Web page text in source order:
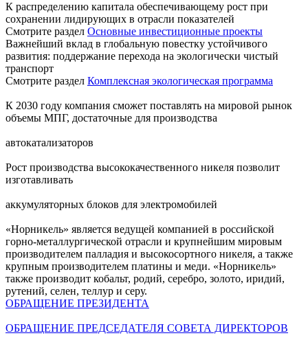
К распределению капитала обеспечивающему рост при
сохранении лидирующих в отрасли показателей
Смотрите раздел Основные инвестиционные проекты
Важнейший вклад в глобальную повестку устойчивого
развития: поддержание перехода на экологически чистый
транспорт
Смотрите раздел Комплексная экологическая программа
К 2030 году компания сможет поставлять на мировой рынок
объемы МПГ, достаточные для производства
автокатализаторов
Рост производства высококачественного никеля позволит
изготавливать
аккумуляторных блоков для электромобилей
«Норникель» является ведущей компанией в российской
горно-металлургической отрасли и крупнейшим мировым
производителем палладия и высокосортного никеля, а также
крупным производителем платины и меди. «Норникель»
также производит кобальт, родий, серебро, золото, иридий,
рутений, селен, теллур и серу.
ОБРАЩЕНИЕ ПРЕЗИДЕНТА
ОБРАЩЕНИЕ ПРЕДСЕДАТЕЛЯ СОВЕТА ДИРЕКТОРОВ